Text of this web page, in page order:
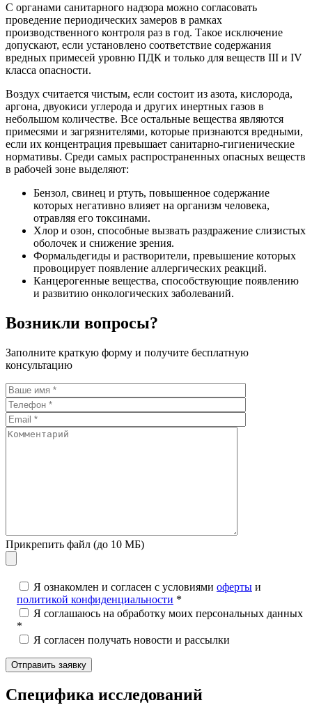
С органами санитарного надзора можно согласовать
проведение периодических замеров в рамках
производственного контроля раз в год. Такое исключение
допускают, если установлено соответствие содержания
вредных примесей уровню ПДК и только для веществ III и IV
класса опасности.
Воздух считается чистым, если состоит из азота, кислорода,
аргона, двуокиси углерода и других инертных газов в
небольшом количестве. Все остальные вещества являются
примесями и загрязнителями, которые признаются вредными,
если их концентрация превышает санитарно-гигиенические
нормативы. Среди самых распространенных опасных веществ
в рабочей зоне выделяют:
Бензол, свинец и ртуть, повышенное содержание
которых негативно влияет на организм человека,
отравляя его токсинами.
Хлор и озон, способные вызвать раздражение слизистых
оболочек и снижение зрения.
Формальдегиды и растворители, превышение которых
провоцирует появление аллергических реакций.
Канцерогенные вещества, способствующие появлению
и развитию онкологических заболеваний.
Возникли вопросы?
Заполните краткую форму и получите бесплатную
консультацию
Прикрепить файл (до 10 МБ)
Я ознакомлен и согласен с условиями оферты и
политикой конфиденциальности *
Я соглашаюсь на обработку моих персональных данных
*
Я согласен получать новости и рассылки
Специфика исследований